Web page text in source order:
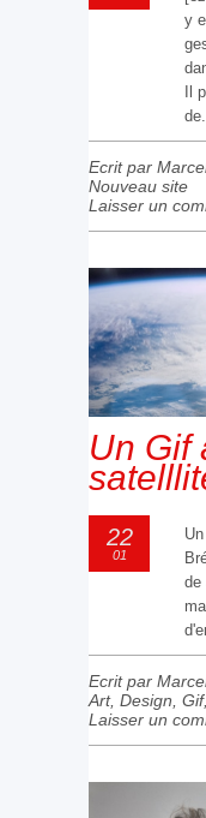
y
Il
de...
Ecrit par
Nouveau site
Laisser un
Un Gif
22
01
de
Ecrit par
Art, Design, Gif,
Laisser un